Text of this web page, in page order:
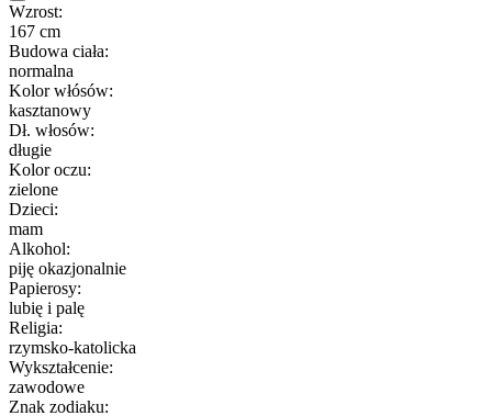
Wzrost:
167 cm
Budowa ciała:
normalna
Kolor włósów:
kasztanowy
Dł. włosów:
długie
Kolor oczu:
zielone
Dzieci:
mam
Alkohol:
piję okazjonalnie
Papierosy:
lubię i palę
Religia:
rzymsko-katolicka
Wykształcenie:
zawodowe
Znak zodiaku: